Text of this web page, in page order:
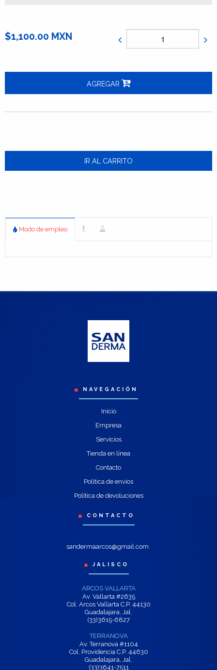
$1,100.00 MXN
AGREGAR
IR AL CARRITO
Modo de empleo
NAVEGACIÓN
Inicio
Empresa
Servicios
Tienda en línea
Contacto
Política de envíos
Política de devoluciones
CONTACTO
sandermaarcos@gmail.com
JALISCO
ARCOS VALLARTA
Av. Vallarta #2635
Col. Arcos Vallarta C.P. 44130
Guadalajara, Jal.
(33)3615-6827
TERRANOVA
Av. Terranova #1104
Col. Providencia C.P. 44630
Guadalajara, Jal.
(33)3641-7511